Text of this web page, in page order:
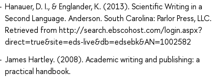
Hanauer, D. I., & Englander, K. (2013). Scientific Writing in a
Second Language. Anderson. South Carolina: Parlor Press, LLC.
Retrieved from http://search.ebscohost.com/login.aspx?
direct=true&site=eds-live&db=edsebk&AN=1002582
James Hartley. (2008). Academic writing and publishing: a
practical handbook.